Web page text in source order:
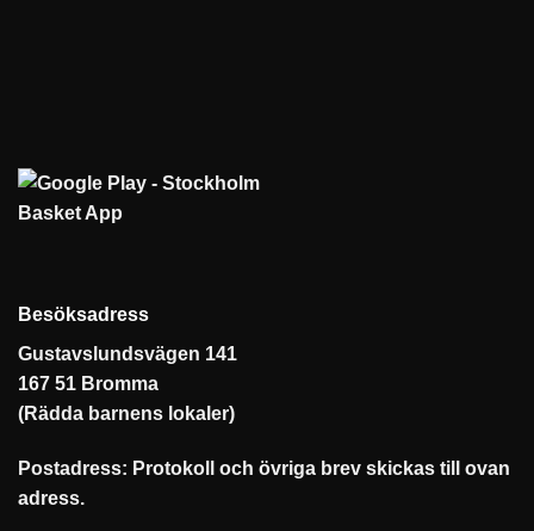
Besöksadress
Gustavslundsvägen 141
167 51 Bromma
(Rädda barnens lokaler)
Postadress: Protokoll och övriga brev skickas till ovan
adress.